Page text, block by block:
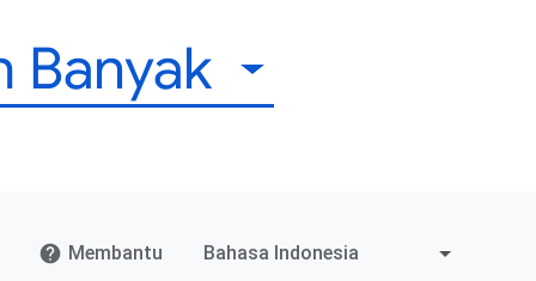
Banyak
Membantu